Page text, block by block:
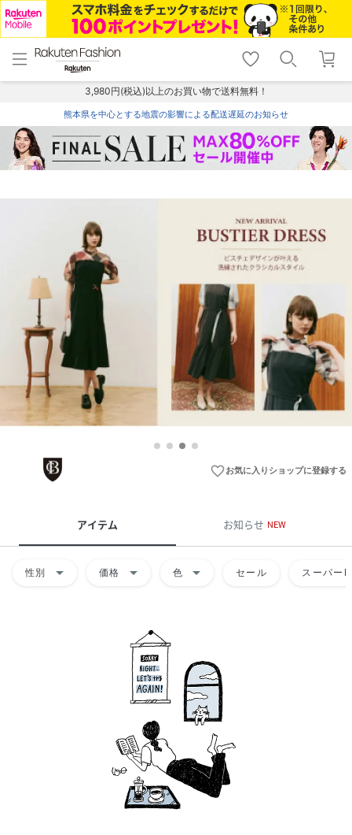
menu home
トップ
shopping_cart lock_outline
ログイン
3,980円(税込)以上のお買い物で送料無料！
熊本県を中心とする地震の影響による配送遅延のお知らせ
favorite_borderお気に入りショップに登録する
アイテム お知らせ NEW
性別 arrow_drop_down 価格 arrow_drop_down 色 arrow_drop_down セール スーパー